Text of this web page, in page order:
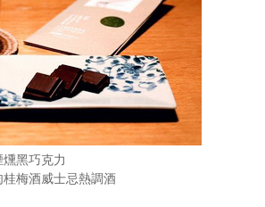
黑巧克力
梅酒威士忌熱調酒